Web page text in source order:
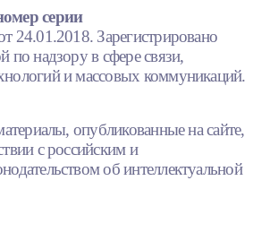
серии
Зарегистрировано
по надзору в сфере связи,
и массовых коммуникаций.
опубликованные на сайте,
с российским и
об интеллектуальной